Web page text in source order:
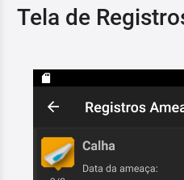
Tela de